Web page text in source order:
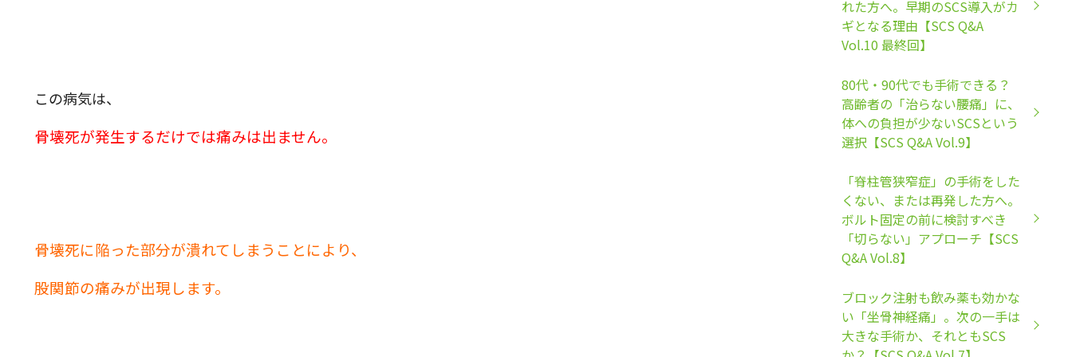
この病気は、
骨壊死が発生するだけでは痛みは出ません。
骨壊死に陥った部分が潰れてしまうことにより、
股関節の痛みが出現します。
れた方へ。早期のSCS導入がカ
ギとなる理由【SCS Q&A
Vol.10 最終回】
80代・90代でも手術できる？
高齢者の「治らない腰痛」に、
体への負担が少ないSCSという
選択【SCS Q&A Vol.9】
「脊柱管狭窄症」の手術をした
くない、または再発した方へ。
ボルト固定の前に検討すべき
「切らない」アプローチ【SCS
Q&A Vol.8】
ブロック注射も飲み薬も効かな
い「坐骨神経痛」。次の一手は
大きな手術か、それともSCS